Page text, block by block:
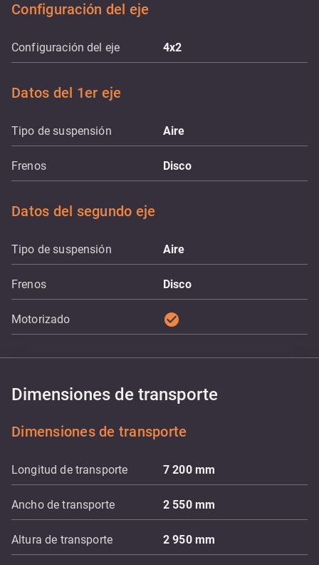
Configuración del eje
Configuración del eje 4x2
Datos del 1er eje
Tipo de suspensión Aire
Frenos Disco
Datos del segundo eje
Tipo de suspensión Aire
Frenos Disco
Motorizado check_circle
Dimensiones de transporte
Dimensiones de transporte
Longitud de transporte 7 200 mm
Ancho de transporte 2 550 mm
Altura de transporte 2 950 mm